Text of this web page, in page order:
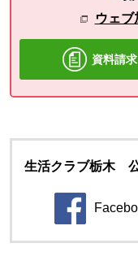
ウェブ
資料請求
生活クラブ栃木
別の